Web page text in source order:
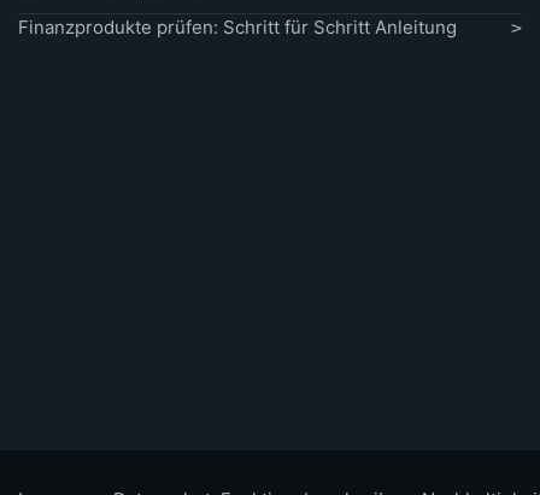
Finanzprodukte prüfen: Schritt für Schritt Anleitung